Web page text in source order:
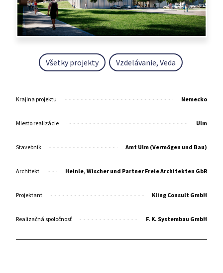
Všetky projekty Vzdelávanie, Veda
Krajina projektu Nemecko
Miesto realizácie Ulm
Stavebník Amt Ulm (Vermögen und Bau)
Architekt Heinle, Wischer und Partner Freie Architekten GbR
Projektant Kling Consult GmbH
Realizačná spoločnosť F. K. Systembau GmbH